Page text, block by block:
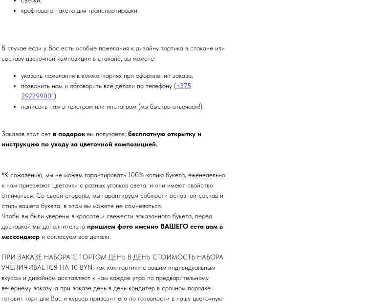
крафтового пакета для транспортировки.
В случае если у Вас есть особые пожелания к дизайну тортика в стакане или
составу цветочной композиции в стакане, вы можете:
указать пожелания к комментариях при оформлении заказа,
позвонить нам и обговорить все детали по телефону (+375
292299001)
написать нам в телеграм или инстаграм (мы быстро отвечаем!).
Заказав этот сет в подарок вы получаете: бесплатную открытку и
инструкцию по уходу за цветочной композицией.
*К сожалению, мы не можем гарантировать 100% копию букета, еженедельно
к нам приезжают цветочки с разных уголков света, и они имеют свойство
отличаться. Со своей стороны, мы гарантируем соблюсти основной состав и
стиль вашего букета, в этом вы можете не сомневаться.
Чтобы вы были уверены в красоте и свежести заказанного букета, перед
доставкой мы дополнительно пришлем фото именно ВАШЕГО сета вам в
мессенджер и согласуем все детали.
ПРИ ЗАКАЗЕ НАБОРА С ТОРТОМ ДЕНЬ В ДЕНЬ СТОИМОСТЬ НАБОРА
УЧЕЛИЧИВАЕТСЯ НА 10 BYN, так как тортики с вашим индивидуальным
вкусом и дизайном доставляют к нам каждое утро по предварительному
вечернему заказу, а при заказе день в день кондитер в срочном порядке
готовит торт для Вас и курьер привозит его по готовности в нашу цветочную